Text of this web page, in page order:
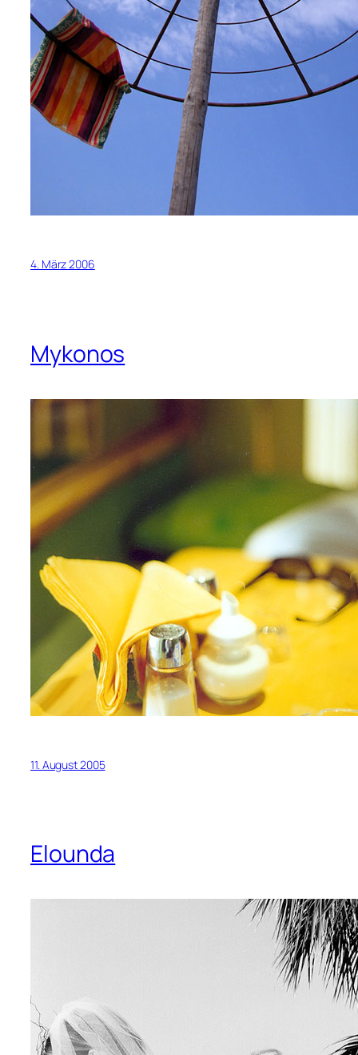
4. März 2006
Mykonos
11. August 2005
Elounda